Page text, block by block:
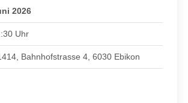
2026
Uhr
Bahnhofstrasse 4, 6030 Ebikon